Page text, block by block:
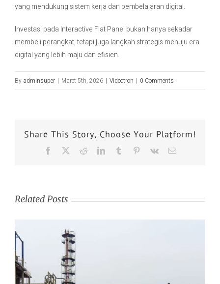
yang mendukung sistem kerja dan pembelajaran digital.
Investasi pada Interactive Flat Panel bukan hanya sekadar
membeli perangkat, tetapi juga langkah strategis menuju era
digital yang lebih maju dan efisien.
By adminsuper | Maret 5th, 2026 | Videotron | 0 Comments
Share This Story, Choose Your Platform!
Related Posts